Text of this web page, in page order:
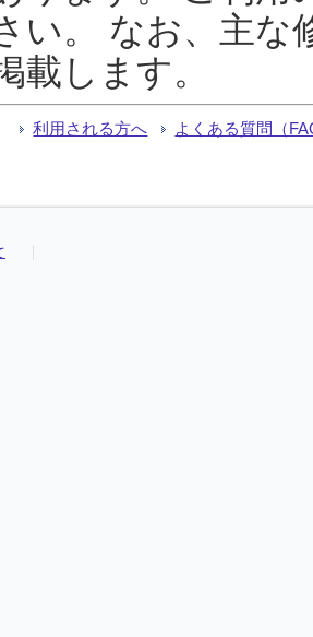
い。 なお、主な
載します。
利用される方へ よくある質問（